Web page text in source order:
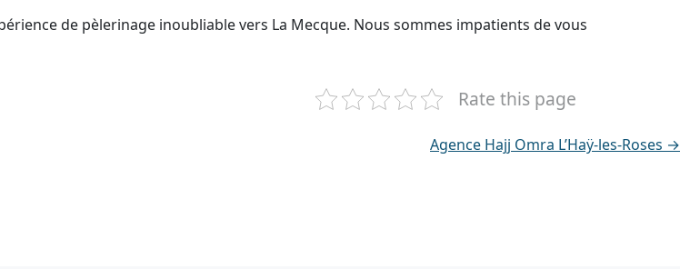
de pèlerinage inoubliable vers La Mecque. Nous sommes impatients de vous
Rate this page
Agence Hajj Omra L’Haÿ-les-Roses →